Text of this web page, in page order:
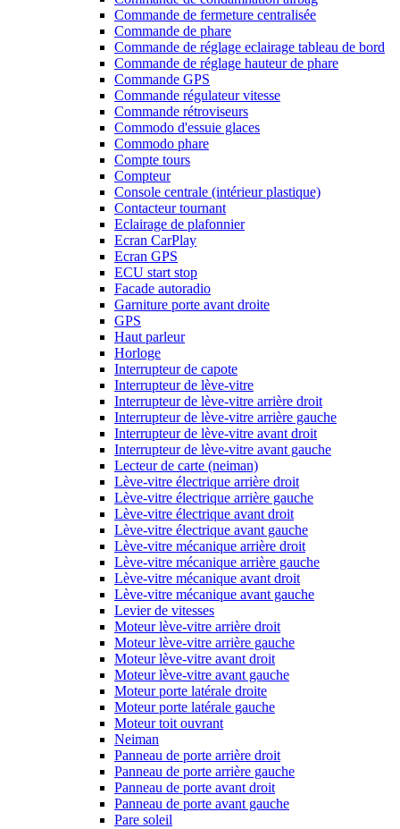
Commande de fermeture centralisée
Commande de phare
Commande de réglage eclairage tableau de bord
Commande de réglage hauteur de phare
Commande GPS
Commande régulateur vitesse
Commande rétroviseurs
Commodo d'essuie glaces
Commodo phare
Compte tours
Compteur
Console centrale (intérieur plastique)
Contacteur tournant
Eclairage de plafonnier
Ecran CarPlay
Ecran GPS
ECU start stop
Facade autoradio
Garniture porte avant droite
GPS
Haut parleur
Horloge
Interrupteur de capote
Interrupteur de lève-vitre
Interrupteur de lève-vitre arrière droit
Interrupteur de lève-vitre arrière gauche
Interrupteur de lève-vitre avant droit
Interrupteur de lève-vitre avant gauche
Lecteur de carte (neiman)
Lève-vitre électrique arrière droit
Lève-vitre électrique arrière gauche
Lève-vitre électrique avant droit
Lève-vitre électrique avant gauche
Lève-vitre mécanique arrière droit
Lève-vitre mécanique arrière gauche
Lève-vitre mécanique avant droit
Lève-vitre mécanique avant gauche
Levier de vitesses
Moteur lève-vitre arrière droit
Moteur lève-vitre arrière gauche
Moteur lève-vitre avant droit
Moteur lève-vitre avant gauche
Moteur porte latérale droite
Moteur porte latérale gauche
Moteur toit ouvrant
Neiman
Panneau de porte arrière droit
Panneau de porte arrière gauche
Panneau de porte avant droit
Panneau de porte avant gauche
Pare soleil